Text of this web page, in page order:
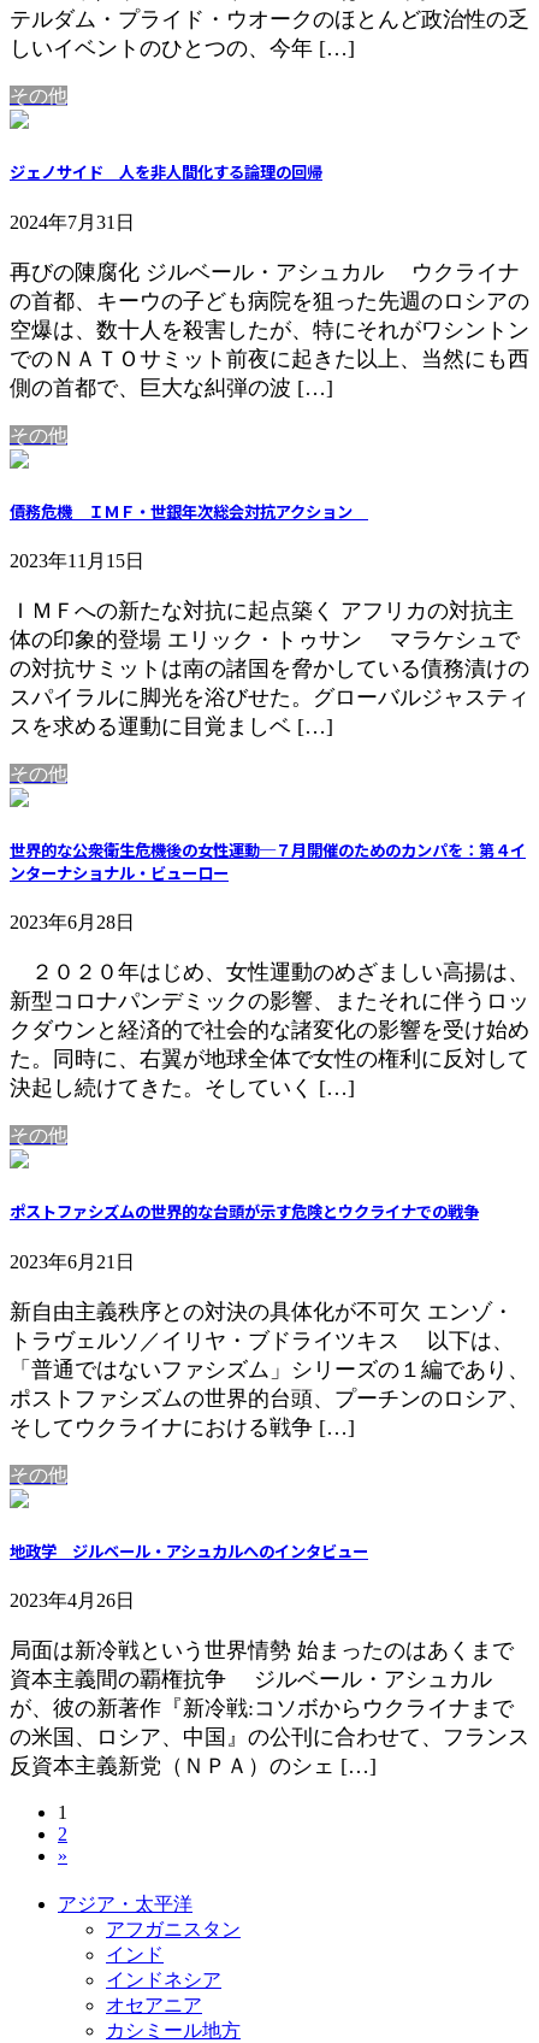
テルダム・プライド・ウオークのほとんど政治性の乏
しいイベントのひとつの、今年 […]
その他
ジェノサイド 人を非人間化する論理の回帰
2024年7月31日
再びの陳腐化 ジルベール・アシュカル ウクライナ
の首都、キーウの子ども病院を狙った先週のロシアの
空爆は、数十人を殺害したが、特にそれがワシントン
でのＮＡＴＯサミット前夜に起きた以上、当然にも西
側の首都で、巨大な糾弾の波 […]
その他
債務危機 ＩＭＦ・世銀年次総会対抗アクション
2023年11月15日
ＩＭＦへの新たな対抗に起点築く アフリカの対抗主
体の印象的登場 エリック・トゥサン マラケシュで
の対抗サミットは南の諸国を脅かしている債務漬けの
スパイラルに脚光を浴びせた。グローバルジャスティ
スを求める運動に目覚ましベ […]
その他
世界的な公衆衛生危機後の女性運動─７月開催のためのカンパを：第４イ
ンターナショナル・ビューロー
2023年6月28日
２０２０年はじめ、女性運動のめざましい高揚は、
新型コロナパンデミックの影響、またそれに伴うロッ
クダウンと経済的で社会的な諸変化の影響を受け始め
た。同時に、右翼が地球全体で女性の権利に反対して
決起し続けてきた。そしていく […]
その他
ポストファシズムの世界的な台頭が示す危険とウクライナでの戦争
2023年6月21日
新自由主義秩序との対決の具体化が不可欠 エンゾ・
トラヴェルソ／イリヤ・ブドライツキス 以下は、
「普通ではないファシズム」シリーズの１編であり、
ポストファシズムの世界的台頭、プーチンのロシア、
そしてウクライナにおける戦争 […]
その他
地政学 ジルベール・アシュカルへのインタビュー
2023年4月26日
局面は新冷戦という世界情勢 始まったのはあくまで
資本主義間の覇権抗争 ジルベール・アシュカル
が、彼の新著作『新冷戦:コソボからウクライナまで
の米国、ロシア、中国』の公刊に合わせて、フランス
反資本主義新党（ＮＰＡ）のシェ […]
固
定
ペ
ジ
1
固
定
ー
2
»
アジア・太平洋
アフガニスタン
インド
インドネシア
オセアニア
カシミール地方